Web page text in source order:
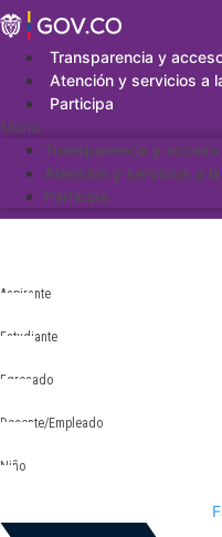
Saltar
al
contenidoTransparencia y
Atención y servicios a
Participa
Menu
Transparencia y
Atención y servicios a
Participa
Aspirante
Estudiante
Egresado
Docente/Empleado
Niño